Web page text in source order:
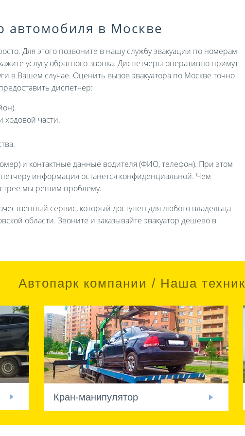
автомобиля в Москве
Для этого позвоните в нашу службу эвакуации по номерам
услугу обратного звонка. Диспетчеры оперативно примут
в Вашем случае. Оценить вызов эвакуатора по Москве точно
диспетчер:
ходовой части.
и контактные данные водителя (ФИО, телефон). При этом
информация останется конфиденциальной. Чем
мы решим проблему.
сервис, который доступен для любого владельца
области. Звоните и заказывайте эвакуатор дешево в
Автопарк компании / Наша
Кран-манипулятор